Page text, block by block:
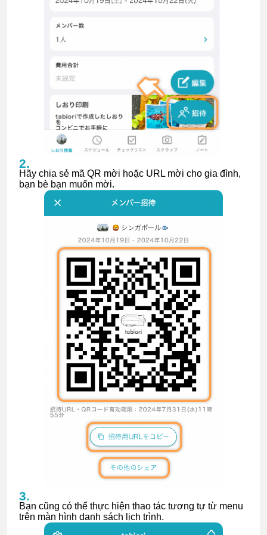
Hãy chia sẻ mã QR mời hoặc URL mời cho gia đình,
bạn bè bạn muốn mời.
Bạn cũng có thể thực hiện thao tác tương tự từ menu
trên màn hình danh sách lịch trình.